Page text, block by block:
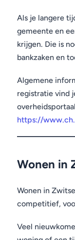
Als je langere
gemeente en
krijgen. Die is
bankzaken en
Algemene
registratie vind
https://
Wonen in
Wonen in
competitief,
Veel